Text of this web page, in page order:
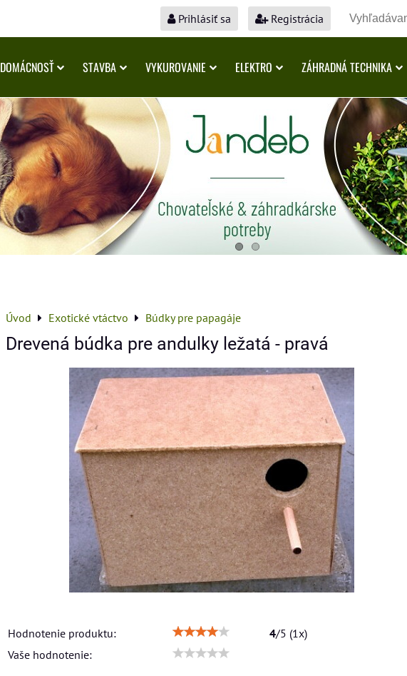
Prihlásiť sa Registrácia
DOMÁCNOSŤ STAVBA VYKUROVANIE ELEKTRO ZÁHRADNÁ TECHNIKA
Úvod Exotické vtáctvo Búdky pre papagáje
Drevená búdka pre andulky ležatá - pravá
Hodnotenie produktu: 4/5 (1x)
Vaše hodnotenie: